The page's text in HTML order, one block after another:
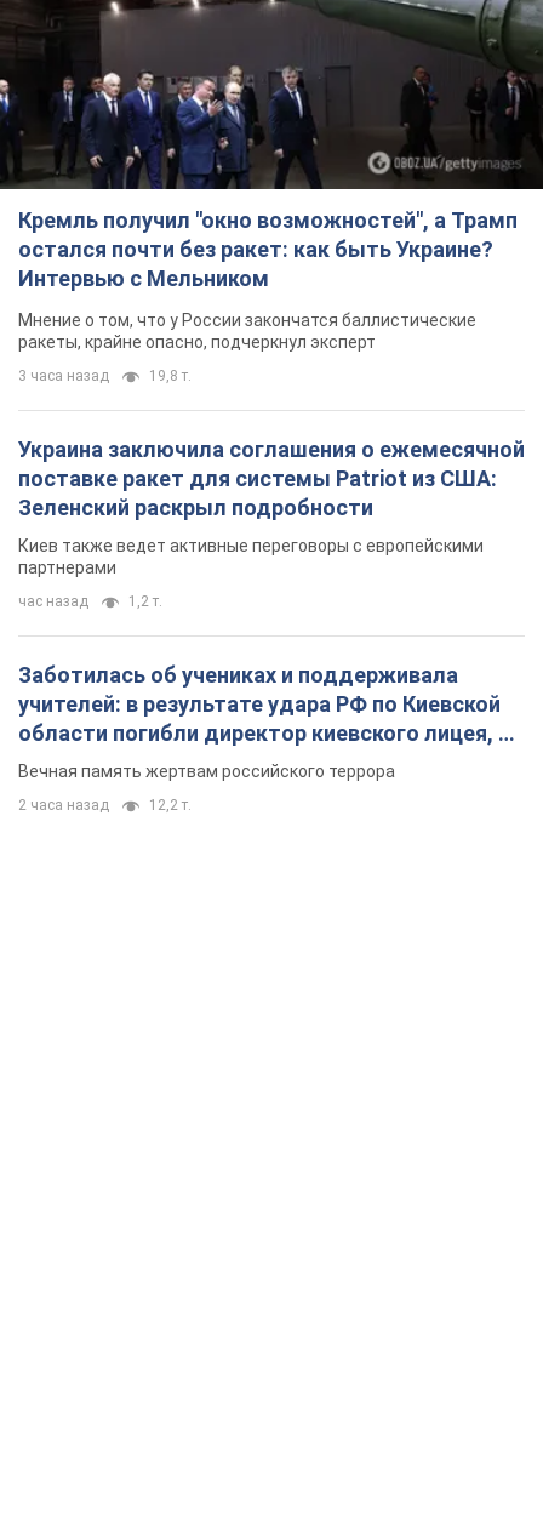
Кремль получил "окно возможностей", а Трамп
остался почти без ракет: как быть Украине?
Интервью с Мельником
Мнение о том, что у России закончатся баллистические
ракеты, крайне опасно, подчеркнул эксперт
3 часа назад 19,8 т.
Украина заключила соглашения о ежемесячной
поставке ракет для системы Patriot из США:
Зеленский раскрыл подробности
Киев также ведет активные переговоры с европейскими
партнерами
час назад 1,2 т.
Заботилась об учениках и поддерживала
учителей: в результате удара РФ по Киевской
области погибли директор киевского лицея, её
муж и внук
Вечная память жертвам российского террора
2 часа назад 12,2 т.